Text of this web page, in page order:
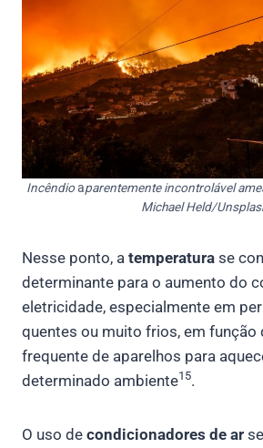
Incêndioaparentemente incontrolável
Michael Held/
Nesse ponto, a temperatura se
determinante para o aumento do
eletricidade, especialmente em
quentes ou muito frios, em função
frequente de aparelhos para
determinado ambiente15.
O uso de condicionadores de ar